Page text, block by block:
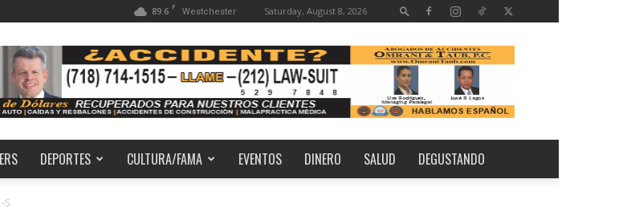
89.6 F Westchester Saturday, August 8, 2026
DEPORTES CULTURA/FAMA EVENTOS DINERO SALUD DEGUSTANDO
S